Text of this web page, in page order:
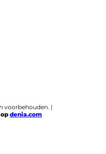
voorbehouden. |
op denia.com